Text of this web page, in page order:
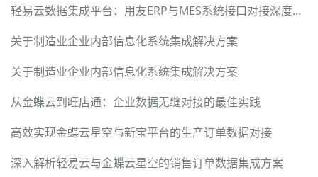
轻易云数据集成平台：用友ERP与MES系统接口对接深度解决方案
关于制造业企业内部信息化系统集成解决方案
关于制造业企业内部信息化系统集成解决方案
从金蝶云到旺店通：企业数据无缝对接的最佳实践
高效实现金蝶云星空与新宝平台的生产订单数据对接
深入解析轻易云与金蝶云星空的销售订单数据集成方案